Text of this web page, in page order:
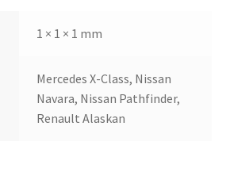
1 × 1 × 1 mm
Mercedes X-Class, Nissan
Navara, Nissan Pathfinder,
Renault Alaskan